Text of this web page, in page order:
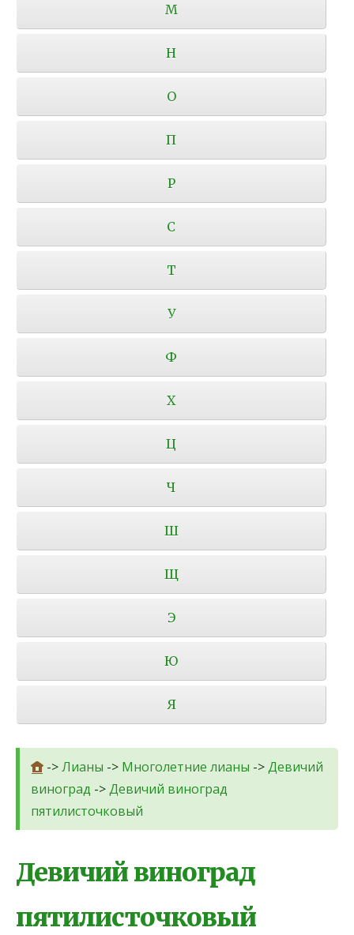
М
Н
О
П
Р
С
Т
У
Ф
Х
Ц
Ч
Ш
Щ
Э
Ю
Я
->Лианы -> Многолетние лианы ->Девичий
виноград ->Девичий виноград
пятилисточковый
Девичий виноград
пятилисточковый